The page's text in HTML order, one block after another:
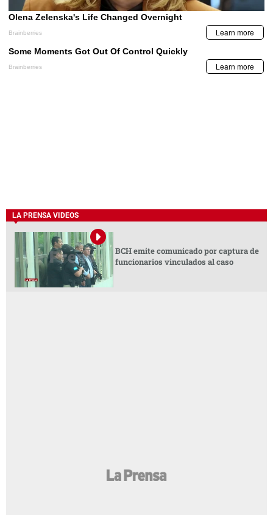
LA PRENSA VIDEOS
BCH emite comunicado por captura de
funcionarios vinculados al caso